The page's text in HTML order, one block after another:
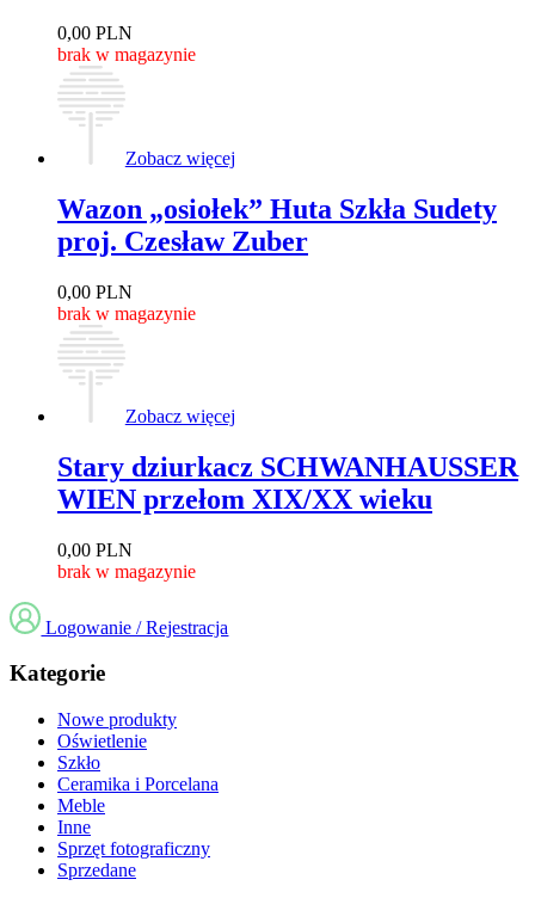
0,00 PLN
brak w magazynie
Zobacz więcej
Wazon „osiołek” Huta Szkła Sudety
proj. Czesław Zuber
0,00 PLN
brak w magazynie
Zobacz więcej
Stary dziurkacz SCHWANHAUSSER
WIEN przełom XIX/XX wieku
0,00 PLN
brak w magazynie
Logowanie / Rejestracja
Kategorie
Nowe produkty
Oświetlenie
Szkło
Ceramika i Porcelana
Meble
Inne
Sprzęt fotograficzny
Sprzedane